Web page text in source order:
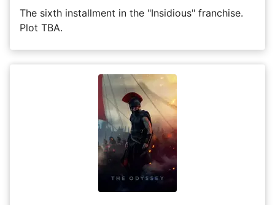
The sixth installment in the "Insidious" franchise.
Plot TBA.